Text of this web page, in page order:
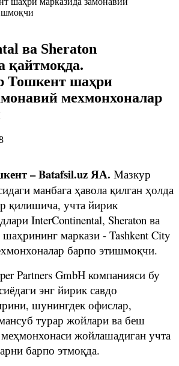
ва Sheraton
қайтмоқда.
Тошкент шаҳри
мехмонхоналар
– Batafsil.uz ЯА. Мазкур
манбага ҳавола қилган ҳолда
қилишича, учта йирик
InterContinental, Sheraton ва
маркази - Tashkent City
барпо этишмоқчи.
Partners GmbH компанияси бу
энг йирик савдо
шунингдек офислар,
турар жойлари ва беш
жойлашадиган учта
барпо этмоқда.